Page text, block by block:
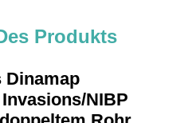
Produkts
Dinamap
NIBP